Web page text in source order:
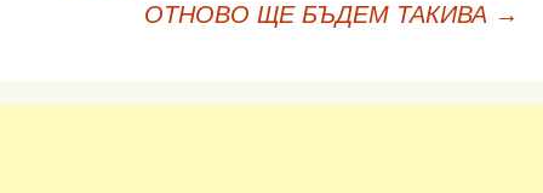
ОТНОВО ЩЕ БЪДЕМ ТАКИВА →